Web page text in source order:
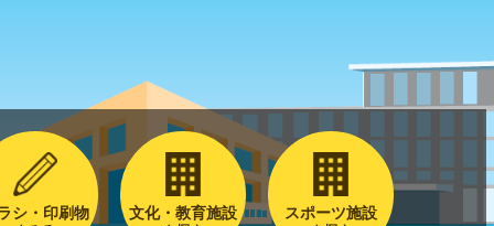
シ・印刷物 文化・教育施設 スポーツ施設